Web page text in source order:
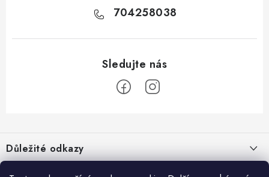
704258038
p
a
Důležité odkazy